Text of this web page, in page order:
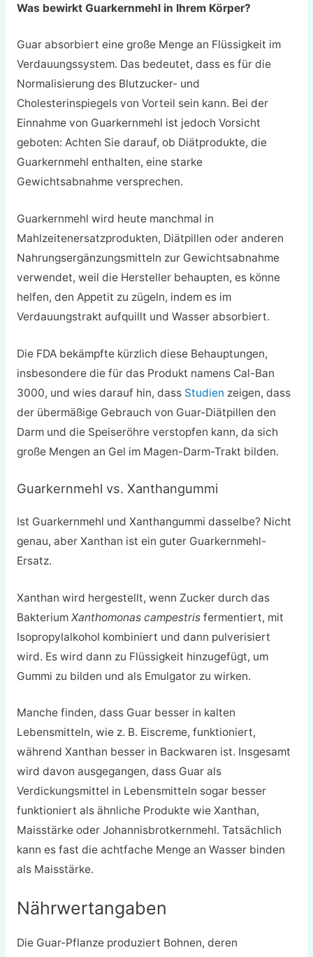
Was bewirkt Guarkernmehl in Ihrem Körper?
Guar absorbiert eine große Menge an Flüssigkeit im
Verdauungssystem. Das bedeutet, dass es für die
Normalisierung des Blutzucker- und
Cholesterinspiegels von Vorteil sein kann. Bei der
Einnahme von Guarkernmehl ist jedoch Vorsicht
geboten: Achten Sie darauf, ob Diätprodukte, die
Guarkernmehl enthalten, eine starke
Gewichtsabnahme versprechen.
Guarkernmehl wird heute manchmal in
Mahlzeitenersatzprodukten, Diätpillen oder anderen
Nahrungsergänzungsmitteln zur Gewichtsabnahme
verwendet, weil die Hersteller behaupten, es könne
helfen, den Appetit zu zügeln, indem es im
Verdauungstrakt aufquillt und Wasser absorbiert.
Die FDA bekämpfte kürzlich diese Behauptungen,
insbesondere die für das Produkt namens Cal-Ban
3000, und wies darauf hin, dass Studien zeigen, dass
der übermäßige Gebrauch von Guar-Diätpillen den
Darm und die Speiseröhre verstopfen kann, da sich
große Mengen an Gel im Magen-Darm-Trakt bilden.
Guarkernmehl vs. Xanthangummi
Ist Guarkernmehl und Xanthangummi dasselbe? Nicht
genau, aber Xanthan ist ein guter Guarkernmehl-
Ersatz.
Xanthan wird hergestellt, wenn Zucker durch das
Bakterium Xanthomonas campestrisfermentiert, mit
Isopropylalkohol kombiniert und dann pulverisiert
wird. Es wird dann zu Flüssigkeit hinzugefügt, um
Gummi zu bilden und als Emulgator zu wirken.
Manche finden, dass Guar besser in kalten
Lebensmitteln, wie z. B. Eiscreme, funktioniert,
während Xanthan besser in Backwaren ist. Insgesamt
wird davon ausgegangen, dass Guar als
Verdickungsmittel in Lebensmitteln sogar besser
funktioniert als ähnliche Produkte wie Xanthan,
Maisstärke oder Johannisbrotkernmehl. Tatsächlich
kann es fast die achtfache Menge an Wasser binden
als Maisstärke.
Nährwertangaben
Die Guar-Pflanze produziert Bohnen, deren